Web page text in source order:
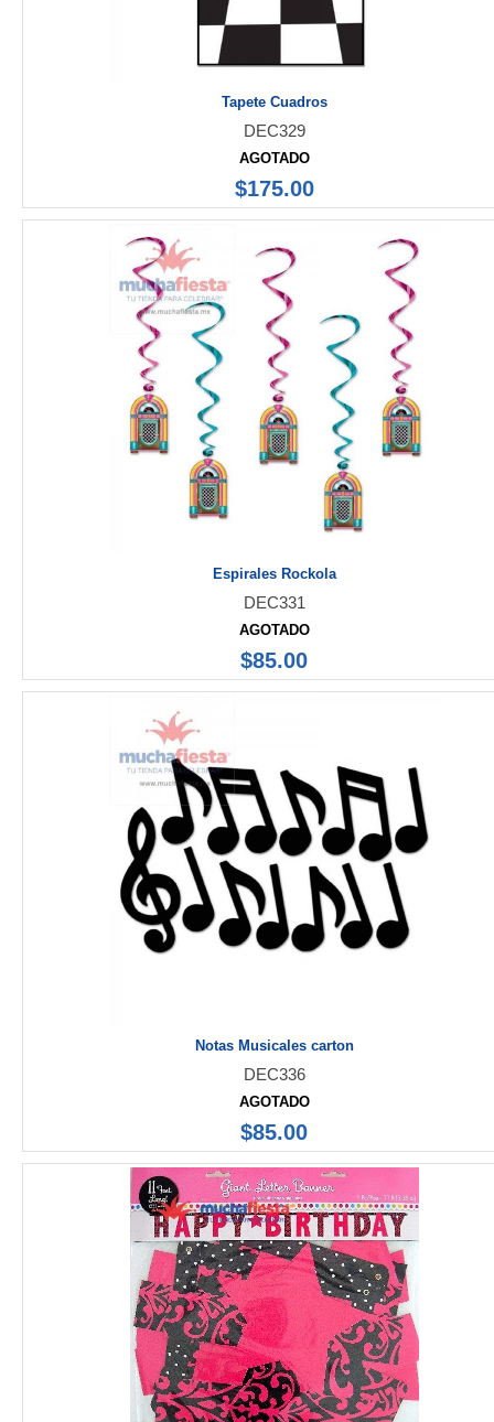
Tapete Cuadros
DEC329
AGOTADO
$175.00
Espirales Rockola
DEC331
AGOTADO
$85.00
Notas Musicales carton
DEC336
AGOTADO
$85.00